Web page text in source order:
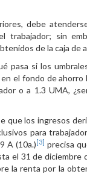
debe
trabajador; sin
de la caja de
pasa si los
el fondo de
o a 1.3 UMA,
que los ingresos
para
A (10a.) [3] precisa
el 31 de
la renta por la